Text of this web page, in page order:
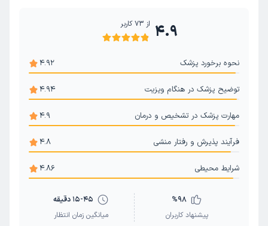
4.9 از 73کاربر
نحوه برخورد پزشک 4.92
توضیح پزشک در هنگام ویزیت 4.94
مهارت پزشک در تشخیص و درمان 4.9
فرآیند پذیرش و رفتار منشی 4.8
شرایط محیطی 4.86
%98
پیشنهاد کاربران
15-45 دقیقه
میانگین زمان انتظار